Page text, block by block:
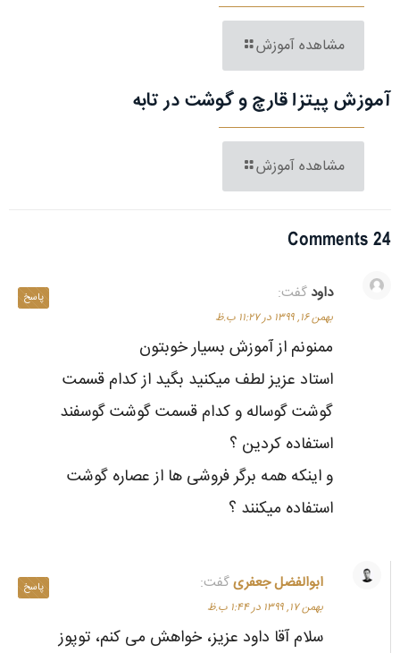
مشاهده آموزش
آموزش پیتزا قارچ و گوشت در تابه
مشاهده آموزش
24 Comments
داود گفت:
بهمن ۱۶, ۱۳۹۹ در ۱۱:۲۷ ب.ظ
ممنونم از آموزش بسیار خوبتون
استاد عزیز لطف میکنید بگید از کدام قسمت
گوشت گوساله و کدام قسمت گوشت گوسفند
استفاده کردین ؟
و اینکه همه برگر فروشی ها از عصاره گوشت
استفاده میکنند ؟
پاسخ
ابوالفضل جعفریگفت:
بهمن ۱۷, ۱۳۹۹ در ۱:۴۴ ب.ظ
سلام آقا داود عزیز، خواهش می کنم، توپوز
پاسخ